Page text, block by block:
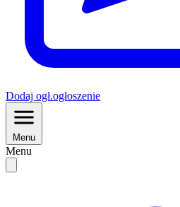
Dodaj ogł.ogłoszenie
Menu
Menu